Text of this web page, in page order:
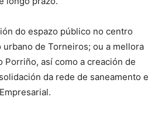
do espazo público no centro
de Torneiros; ou a mellora
así como a creación de
da rede de saneamento e